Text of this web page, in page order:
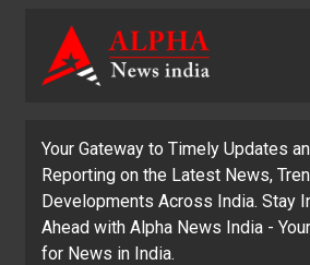
Your Gateway to Timely Updates
Reporting on the Latest News,
Developments Across India. Stay
Ahead with Alpha News India -
for News in India.